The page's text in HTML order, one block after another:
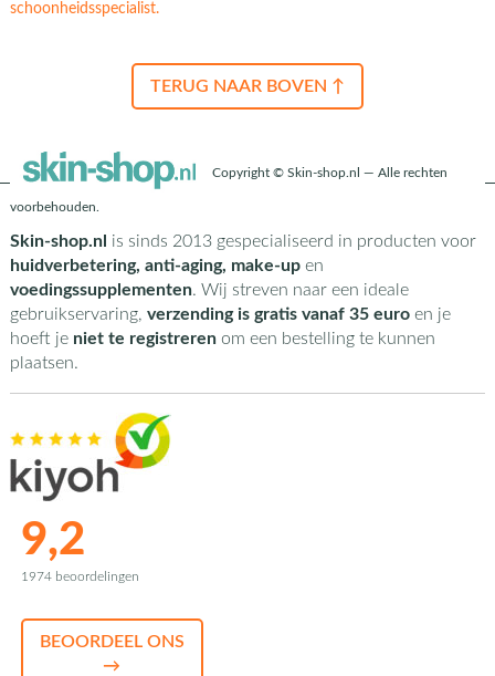
schoonheidsspecialist.
TERUG NAAR BOVEN ↑
Copyright © Skin-shop.nl — Alle rechten
voorbehouden.
Skin-shop.nl is sinds 2013 gespecialiseerd in producten voor
huidverbetering, anti-aging, make-upen
voedingssupplementen. Wij streven naar een ideale
gebruikservaring, verzending is gratis vanaf 35 euroen je
hoeft je niet te registrerenom een bestelling te kunnen
plaatsen.
9,2
1974 beoordelingen
BEOORDEEL ONS
→